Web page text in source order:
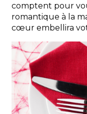
comptent pour
romantique à la
cœur embellira